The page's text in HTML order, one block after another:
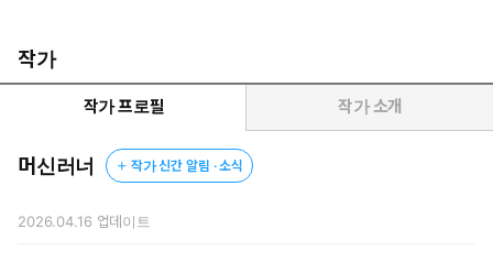
표 분석 능력이 없어도 투자를 체계적으로 자동화할 수 있다.
직장인 투자자이자 AI 연구자인 저자 머신러너(이기복)는 “투자자
는 냉정한 감독자가 되고, AI는 더 유능한 분석가이자 실행자가 되
는 것이 책의 핵심”이라며 “감정과 직관에 의존하는 투자에서 벗어
나 자신만의 투자철학과 시스템을 세우고 싶은 독자, 최신 AI 트렌드
게 유용한 책”이라고 설명했다. 새로운 AI 기술 등을 업데이트하고
작가
작가 프로필 작가 소개
머신러너 작가 신간 알림 · 소식
2026.04.16 업데이트